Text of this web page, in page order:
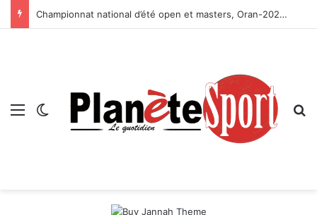
Championnat national d’été open et masters, Oran-2026 — Le CRB s’adjuge le titre
Menu Switch skin